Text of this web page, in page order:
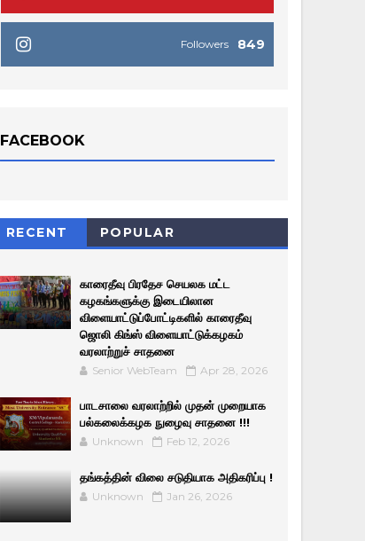
849
Followers
FACEBOOK
RECENT POPULAR
காரைதீவு பிரதேச செயலக மட்ட
கழகங்களுக்கு இடையிலான
விளையாட்டுப்போட்டிகளில் காரைதீவு
ஜொலி கிங்ஸ் விளையாட்டுக்கழகம்
வரலாற்றுச் சாதனை
Senior WebTeam Apr 28, 2026
பாடசாலை வரலாற்றில் முதன் முறையாக
பல்கலைக்கழக நுழைவு சாதனை !!!
Unknown Feb 12, 2026
தங்கத்தின் விலை சடுதியாக அதிகரிப்பு !
Unknown Jan 26, 2026